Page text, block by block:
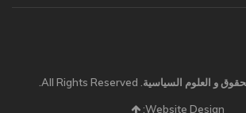
Website Design: